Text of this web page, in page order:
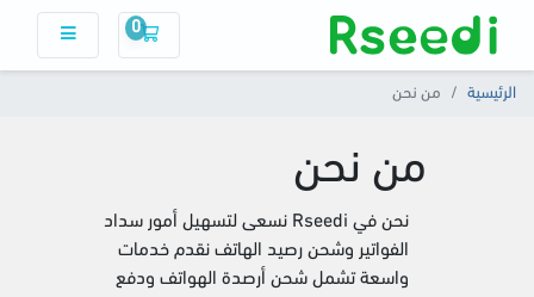
0
سلة التسوق
الرئيسية من نحن
من نحن
نحن في Rseedi نسعى لتسهيل أمور سداد
الفواتير وشحن رصيد الهاتف نقدم خدمات
واسعة تشمل شحن أرصدة الهواتف ودفع